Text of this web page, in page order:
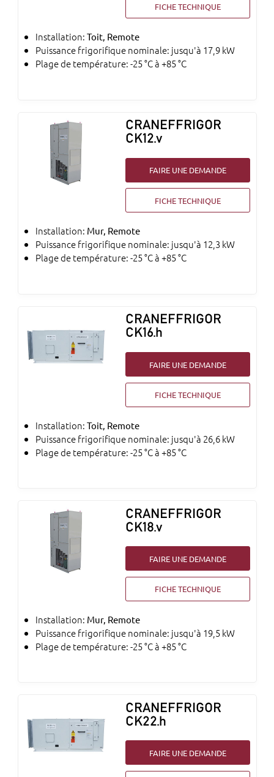
FICHE TECHNIQUE
Installation: Toit, Remote
Puissance frigorifique nominale: jusqu'à 17,9 kW
Plage de température: -25 °C à +85 °C
CRANEFFRIGOR
CK12.v
FAIRE UNE DEMANDE
FICHE TECHNIQUE
Installation: Mur, Remote
Puissance frigorifique nominale: jusqu'à 12,3 kW
Plage de température: -25 °C à +85 °C
CRANEFFRIGOR
CK16.h
FAIRE UNE DEMANDE
FICHE TECHNIQUE
Installation: Toit, Remote
Puissance frigorifique nominale: jusqu'à 26,6 kW
Plage de température: -25 °C à +85 °C
CRANEFFRIGOR
CK18.v
FAIRE UNE DEMANDE
FICHE TECHNIQUE
Installation: Mur, Remote
Puissance frigorifique nominale: jusqu'à 19,5 kW
Plage de température: -25 °C à +85 °C
CRANEFFRIGOR
CK22.h
FAIRE UNE DEMANDE